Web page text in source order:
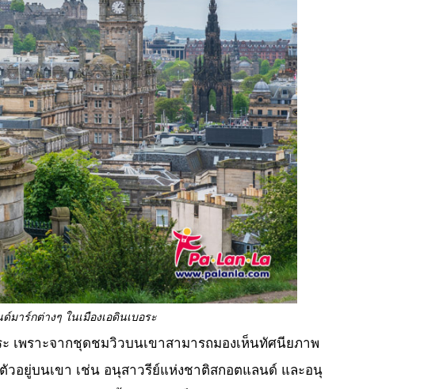
าร์กต่างๆ ในเมืองเอดินเบอระ
เพราะจากชุดชมวิวบนเขาสามารถมองเห็นทัศนียภาพ
วอยู่บนเขา เช่น อนุสาวรีย์แห่งชาติสกอตแลนด์ และอนุ